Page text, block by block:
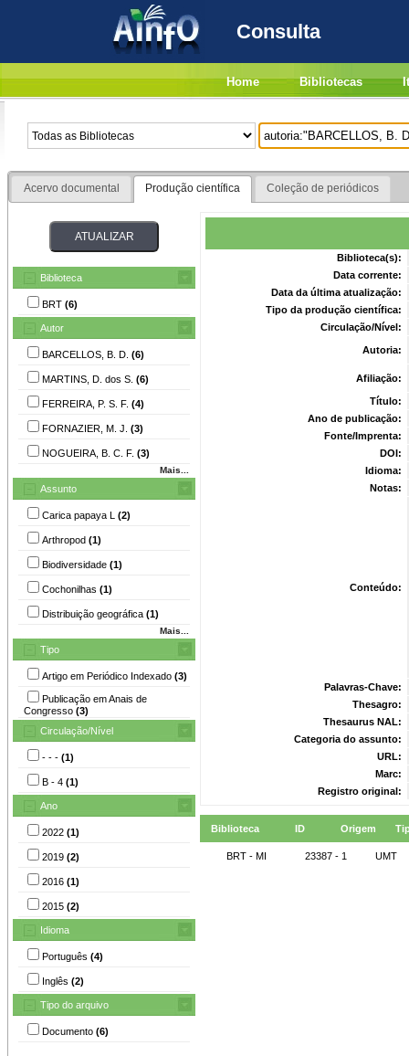
Consulta
Home Bibliotecas
Acervo documental Produção científica Coleção de periódicos
Biblioteca
BRT (6)
Autor
BARCELLOS, B. D. (6)
MARTINS, D. dos S. (6)
FERREIRA, P. S. F. (4)
FORNAZIER, M. J. (3)
NOGUEIRA, B. C. F. (3)
Mais...
Assunto
Carica papaya L (2)
Arthropod (1)
Biodiversidade (1)
Cochonilhas (1)
Distribuição geográfica (1)
Mais...
Tipo
Artigo em Periódico Indexado (3)
Publicação em Anais de
Congresso (3)
Circulação/Nível
- - - (1)
B - 4 (1)
Ano
2022 (1)
2019 (2)
2016 (1)
2015 (2)
Idioma
Português (4)
Inglês (2)
Tipo do arquivo
Documento (6)
Biblioteca(s):
Data corrente:
Data da última atualização:
Tipo da produção científica:
Circulação/Nível:
Autoria:
Afiliação:
Título:
Ano de publicação:
Fonte/Imprenta:
DOI:
Idioma:
Notas:
Conteúdo:
Palavras-Chave:
Thesagro:
Thesaurus NAL:
Categoria do assunto:
URL:
Marc:
Registro original:
Biblioteca ID Origem
BRT - MI 23387 - 1 UMT